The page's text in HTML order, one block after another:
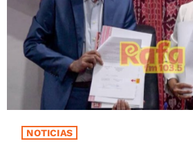
NOTICIAS